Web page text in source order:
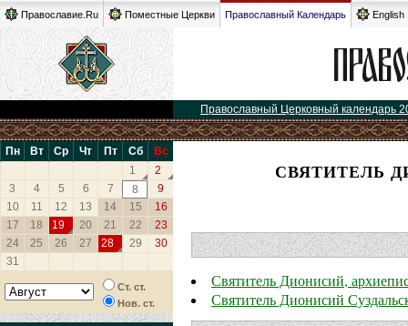
Православие.Ru Поместные Церкви Православный Календарь English
Православный Церковный календарь
Пн Вт Ср Чт Пт Сб
Вс
1
2
3
4 5 6 7 8
9
10
11 12 13 14 15
16
17
18 19 20 21 22
23
24
25 26 27 28 29
30
31
Ст. ст.
Нов. ст.
СВЯТИТЕЛЬ
Святитель Дионисий,
Святитель Дионисий